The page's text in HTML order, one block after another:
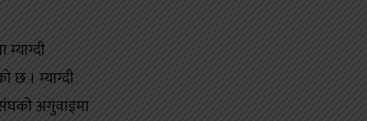
। म्याग्दी
अगुवाइमा